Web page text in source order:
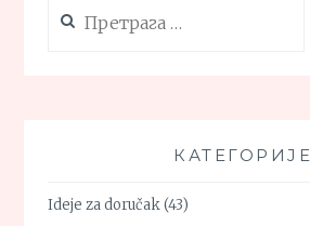
за:
КАТЕГОРИЈЕ
Ideje za doručak(43)